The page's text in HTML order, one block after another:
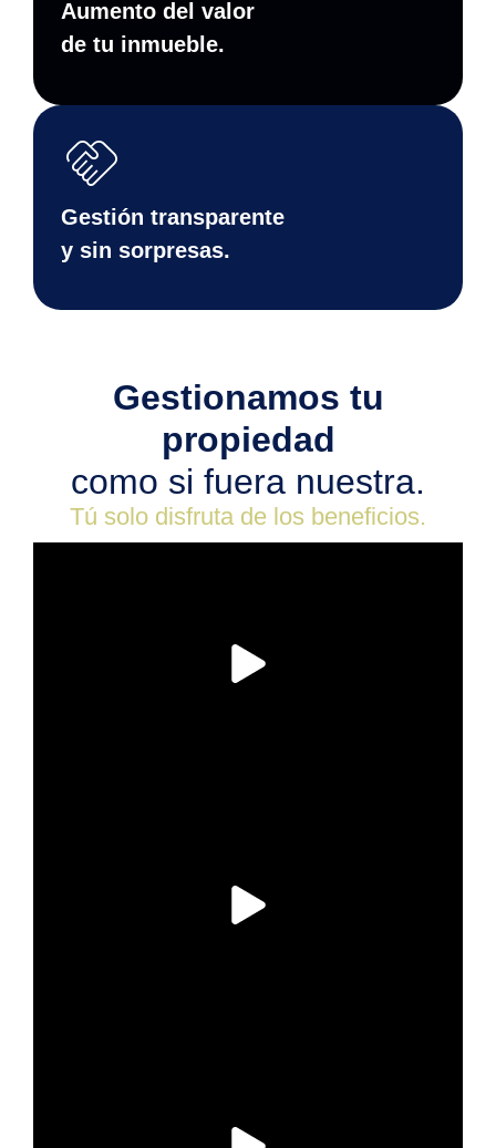
Aumento del valor
de tu inmueble.
handshake
Gestión transparente
y sin sorpresas.
Gestionamos tu
propiedad
como si fuera nuestra.
Tú solo disfruta de los beneficios.